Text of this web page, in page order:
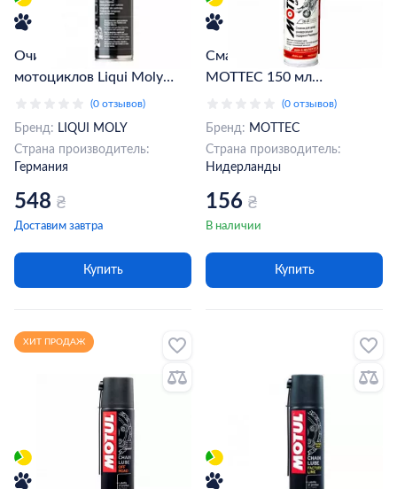
Очиститель цепей
мотоциклов Liqui Moly
Motorbike Ketten-Reiniger
0,5 л (1602)
(0 отзывов)
Бренд: LIQUI MOLY
Страна производитель:
Германия
548 ₴
Доставим завтра
Купить
Смазка для цепей
MOTTEC 150 мл
(0 отзывов)
Бренд: MOTTEC
Страна производитель:
Нидерланды
156 ₴
В наличии
Купить
ХИТ ПРОДАЖ